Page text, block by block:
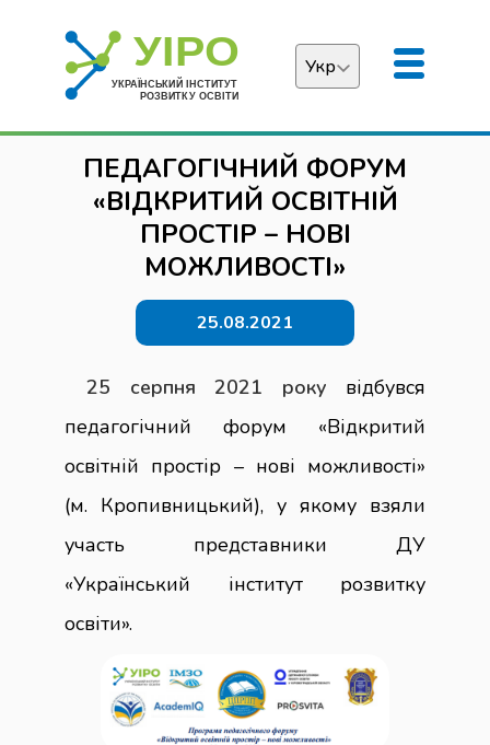
Укр
English
ПЕДАГОГІЧНИЙ ФОРУМ
«ВІДКРИТИЙ ОСВІТНІЙ
ПРОСТІР – НОВІ
МОЖЛИВОСТІ»
25.08.2021
25 серпня 2021 року відбувся
педагогічний форум «Відкритий
освітній простір – нові можливості»
(м. Кропивницький), у якому взяли
участь представники ДУ
«Український інститут розвитку
освіти».